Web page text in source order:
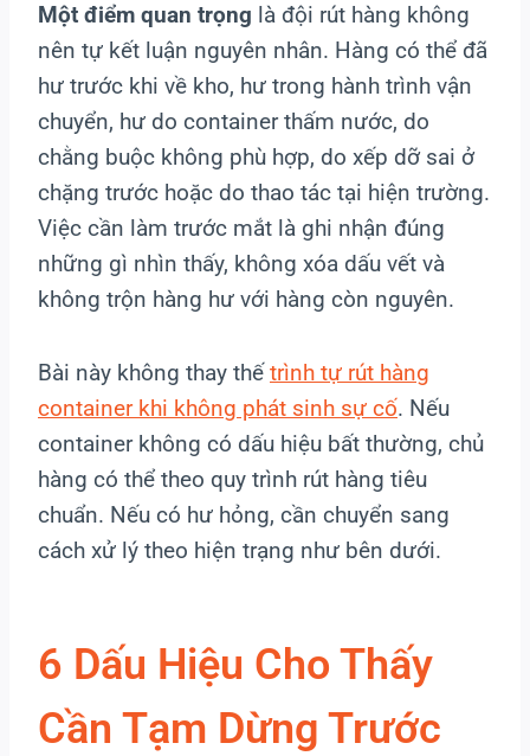
Một điểm quan trọng là đội rút hàng không
nên tự kết luận nguyên nhân. Hàng có thể đã
hư trước khi về kho, hư trong hành trình vận
chuyển, hư do container thấm nước, do
chằng buộc không phù hợp, do xếp dỡ sai ở
chặng trước hoặc do thao tác tại hiện trường.
Việc cần làm trước mắt là ghi nhận đúng
những gì nhìn thấy, không xóa dấu vết và
không trộn hàng hư với hàng còn nguyên.
Bài này không thay thếtrình tự rút hàng
container khi không phát sinh sự cố. Nếu
container không có dấu hiệu bất thường, chủ
hàng có thể theo quy trình rút hàng tiêu
chuẩn. Nếu có hư hỏng, cần chuyển sang
cách xử lý theo hiện trạng như bên dưới.
6 Dấu Hiệu Cho Thấy
Cần Tạm Dừng Trước